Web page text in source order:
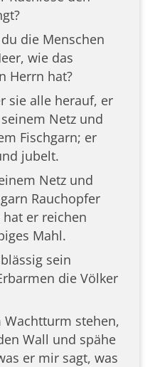
die Menschen
wie das
Herrn hat?
sie alle herauf, er
Netz und
Fischgarn; er
jubelt.
Netz und
Rauchopfer
er reichen
Mahl.
sein
die Völker
stehen,
Wall und spähe
er mir sagt, was